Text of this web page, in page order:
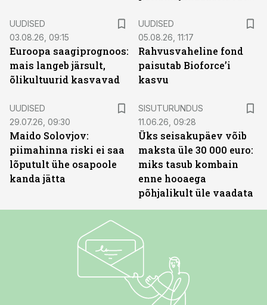
UUDISED
03.08.26, 09:15
Euroopa saagiprognoos:
mais langeb järsult,
õlikultuurid kasvavad
UUDISED
05.08.26, 11:17
Rahvusvaheline fond
paisutab Bioforce’i
kasvu
UUDISED
29.07.26, 09:30
Maido Solovjov:
piimahinna riski ei saa
lõputult ühe osapoole
kanda jätta
SISUTURUNDUS
11.06.26, 09:28
Üks seisakupäev võib
maksta üle 30 000 euro:
miks tasub kombain
enne hooaega
põhjalikult üle vaadata